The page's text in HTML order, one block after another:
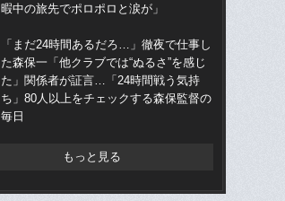
暇中の旅先でポロポロと涙が」
「まだ24時間あるだろ…」徹夜で仕事し
た森保一「他クラブでは“ぬるさ”を感じ
た」関係者が証言…「24時間戦う気持
ち」80人以上をチェックする森保監督の
毎日
もっと見る